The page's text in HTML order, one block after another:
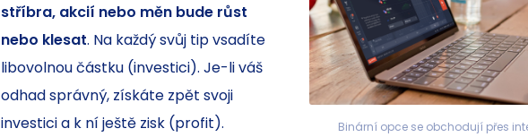
Binární opce se obchodují přes
stříbra, akcií nebo měn bude růst
nebo klesat. Na každý svůj tip vsadíte
libovolnou částku (investici). Je-li váš
odhad správný, získáte zpět svoji
investici a k ní ještě zisk (profit).